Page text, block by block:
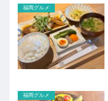
福岡グルメ
福岡グルメ